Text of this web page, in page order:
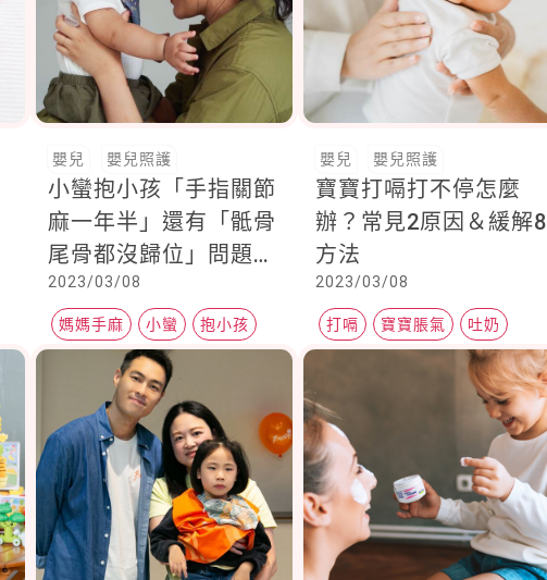
嬰兒 嬰兒照護
小蠻抱小孩「手指關節
麻一年半」還有「骶骨
尾骨都沒歸位」問題，
媽媽為了孩子就算痛，
也會笑著
2023/03/08
媽媽手麻 小蠻 抱小孩
嬰兒 嬰兒照護
寶寶打嗝打不停怎麼
辦？常見2原因＆緩解8
方法
2023/03/08
打嗝 寶寶脹氣 吐奶